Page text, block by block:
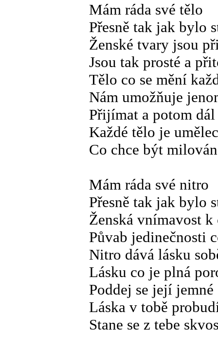
Mám ráda své tělo
Přesně tak jak bylo
Ženské tvary jsou
Jsou tak prosté a
Tělo co se mění
Nám umožňuje
Přijímat a potom
Každé tělo je
Co chce být
Mám ráda své nitro
Přesně tak jak bylo
Ženská vnímavost
Půvab jedinečnosti
Nitro dává lásku
Lásku co je plná
Poddej se její jemné
Láska v tobě
Stane se z tebe